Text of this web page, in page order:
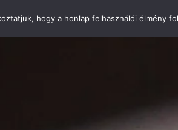
hogy a honlap felhasználói élmény